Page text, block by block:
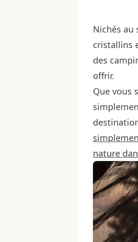
Nichés au
cristallins
des
offrir.
Que vous
nature